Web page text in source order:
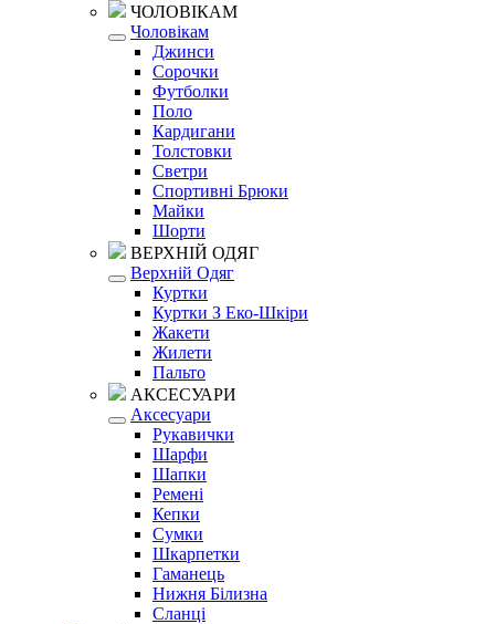
ЧОЛОВІКАМ
Чоловікам
Джинси
Сорочки
Футболки
Поло
Кардигани
Толстовки
Светри
Спортивні Брюки
Майки
Шорти
ВЕРХНІЙ ОДЯГ
Верхній Одяг
Куртки
Куртки З Еко-Шкіри
Жакети
Жилети
Пальто
АКСЕСУАРИ
Аксесуари
Рукавички
Шарфи
Шапки
Ремені
Кепки
Сумки
Шкарпетки
Гаманець
Нижня Білизна
Сланці